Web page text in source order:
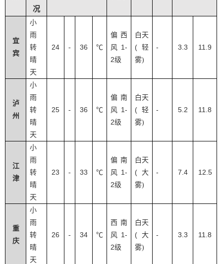
况
宜
宾
小
雨
转
晴
天
24 - 36 ℃
偏西
风 1-
2级
白天
( 轻
雾)
- 3.3 11.9
泸
州
小
雨
转
晴
天
25 - 36 ℃
偏南
风 1-
2级
白天
( 轻
雾)
- 5.2 11.8
江
津
小
雨
转
晴
天
23 - 33 ℃
偏南
风 1-
2级
白天
( 大
雾)
- 7.4 12.5
重
庆
小
雨
转
晴
天
26 - 34 ℃
西南
风 1-
2级
白天
( 大
雾)
- 3.3 11.8